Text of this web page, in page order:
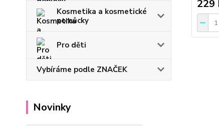
Kosmetika a kosmetické
pomůcky
Pro děti
Vybíráme podle ZNAČEK
Novinky
229